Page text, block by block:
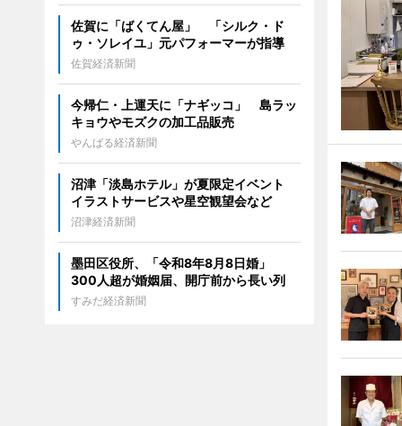
佐賀に「ばくてん屋」 「シルク・ド
ゥ・ソレイユ」元パフォーマーが指導
佐賀経済新聞
今帰仁・上運天に「ナギッコ」 島ラッ
キョウやモズクの加工品販売
やんばる経済新聞
沼津「淡島ホテル」が夏限定イベント
イラストサービスや星空観望会など
沼津経済新聞
墨田区役所、「令和8年8月8日婚」
300人超が婚姻届、開庁前から長い列
すみだ経済新聞